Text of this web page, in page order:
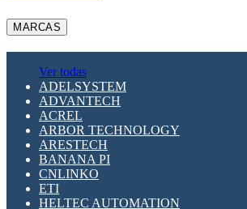
MARCAS
Ver todas
ADELSYSTEM
ADVANTECH
ACREL
ARBOR TECHNOLOGY
ARESTECH
BANANA PI
CNLINKO
ETI
HELTEC AUTOMATION